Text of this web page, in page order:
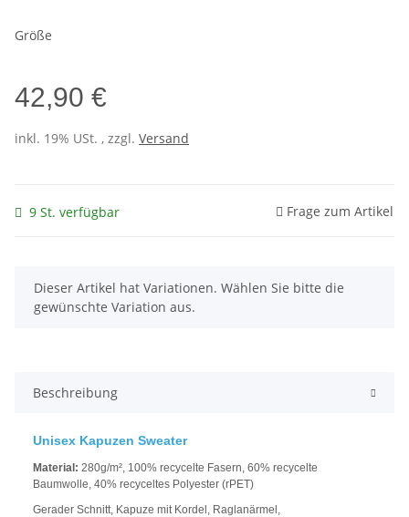
Größe
42,90 €
inkl. 19% USt. , zzgl. Versand
9 St. verfügbar Frage zum Artikel
x
Dieser Artikel hat Variationen. Wählen Sie bitte die
gewünschte Variation aus.
Beschreibung
Unisex Kapuzen Sweater
Material: 280g/m², 100% recycelte Fasern, 60% recycelte
Baumwolle, 40% recyceltes Polyester (rPET)
Gerader Schnitt, Kapuze mit Kordel, Raglanärmel,